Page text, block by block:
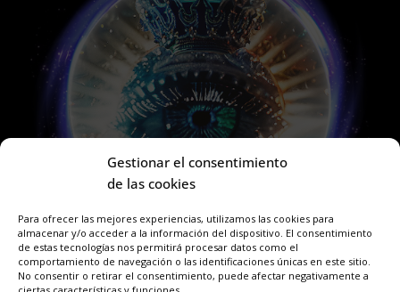
Gestionar el consentimiento
de las cookies
Para ofrecer las mejores experiencias, utilizamos las cookies para
almacenar y/o acceder a la información del dispositivo. El consentimiento
de estas tecnologías nos permitirá procesar datos como el
comportamiento de navegación o las identificaciones únicas en este sitio.
No consentir o retirar el consentimiento, puede afectar negativamente a